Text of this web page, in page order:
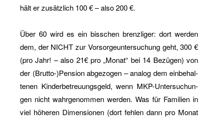
hält er zu­sätz­lich 100 € – also 200 €.
Über 60 wird es ein biss­chen brenz­li­ger: dort wer­den
dem, der NICHT zur Vor­sor­ge­un­ter­su­chung geht, 300 €
(pro Jahr! – also 21€ pro „Monat“ bei 14 Be­zü­gen) von
der (Brut­to-)Pen­si­on ab­ge­zo­gen – ana­log dem ein­be­hal­
te­nen Kin­der­be­treu­ungs­geld, wenn MKP-Un­ter­su­chun­
gen nicht wahr­ge­nom­men wer­den. Was für Fa­mi­li­en in
viel hö­he­ren Di­men­sio­nen (dort feh­len dann pro Monat